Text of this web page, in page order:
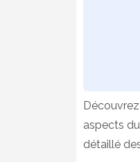
aspects du
détaillé